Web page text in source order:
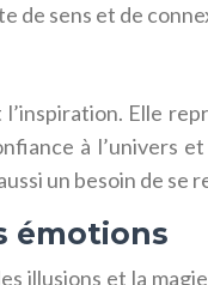
sens et de
l’inspiration. Elle
à
un besoin de se
émotions
illusions et la